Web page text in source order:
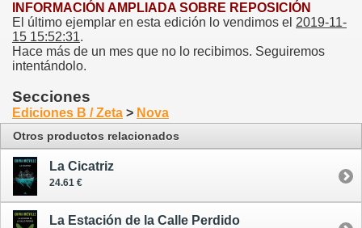
INFORMACIÓN AMPLIADA SOBRE REPOSICIÓN
El último ejemplar en esta edición lo vendimos el 2019-11-
15 15:52:31.
Hace más de un mes que no lo recibimos. Seguiremos
intentándolo.
Secciones
Ediciones B / Zeta > Nova
Otros productos relacionados
La Cicatriz
24.61 €
La Estación de la Calle Perdido